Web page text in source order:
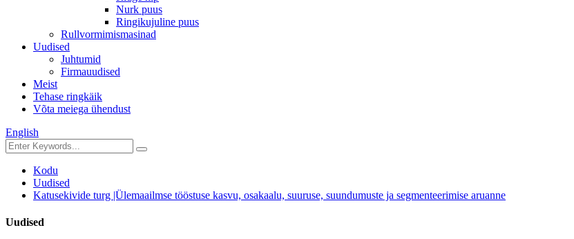
Nurk puus
Ringikujuline puus
Rullvormimismasinad
Uudised
Juhtumid
Firmauudised
Meist
Tehase ringkäik
Võta meiega ühendust
English
Kodu
Uudised
Katusekivide turg |Ülemaailmse tööstuse kasvu, osakaalu, suuruse, suundumuste ja segmenteerimise aruanne
Uudised